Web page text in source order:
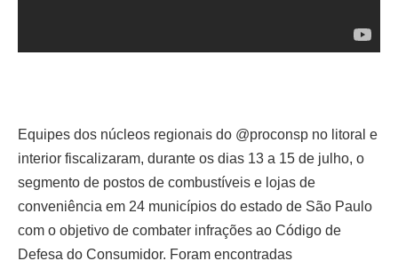
Equipes dos núcleos regionais do @proconsp no litoral e
interior fiscalizaram, durante os dias 13 a 15 de julho, o
segmento de postos de combustíveis e lojas de
conveniência em 24 municípios do estado de São Paulo
com o objetivo de combater infrações ao Código de
Defesa do Consumidor. Foram encontradas